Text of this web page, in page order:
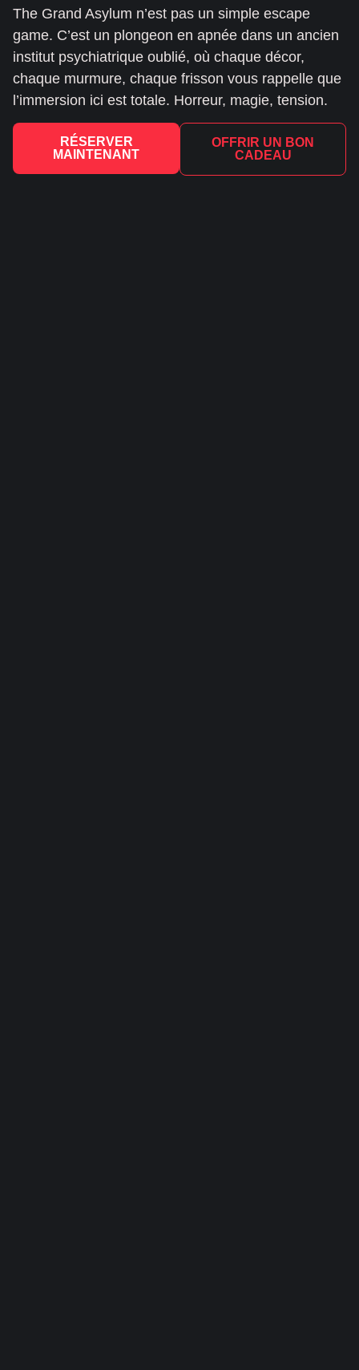
The Grand Asylum n’est pas un simple escape
game. C’est un plongeon en apnée dans un ancien
institut psychiatrique oublié, où chaque décor,
chaque murmure, chaque frisson vous rappelle que
l’immersion ici est totale. Horreur, magie, tension.
RÉSERVER
MAINTENANT
OFFRIR UN BON
CADEAU